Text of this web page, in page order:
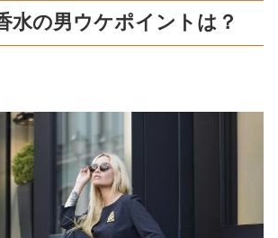
水の男ウケポイントは？